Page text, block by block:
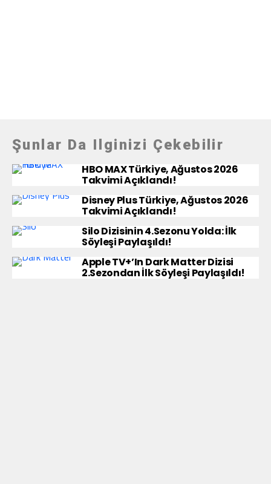
Şunlar Da Ilginizi Çekebilir
HBO MAX Türkiye, Ağustos 2026
Takvimi Açıklandı!
Disney Plus Türkiye, Ağustos 2026
Takvimi Açıklandı!
Silo Dizisinin 4.Sezonu Yolda: İlk
Söyleşi Paylaşıldı!
Apple TV+’ın Dark Matter Dizisi
2.Sezondan İlk Söyleşi Paylaşıldı!